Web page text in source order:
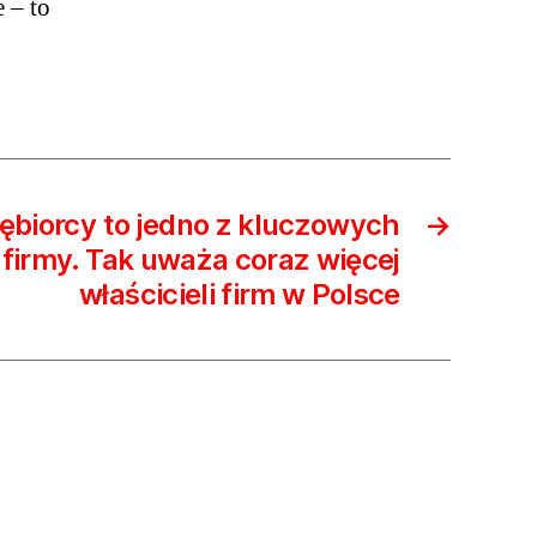
– to
→
to jedno z kluczowych
Tak uważa coraz więcej
właścicieli firm w Polsce